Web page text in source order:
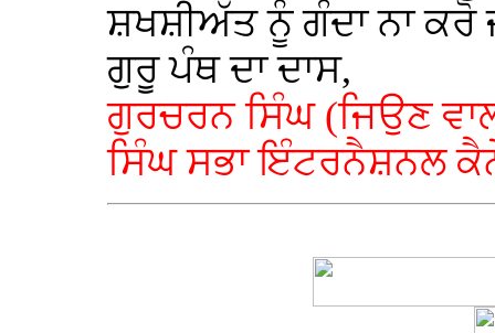
ਸ਼ਖਸ਼ੀਅੱਤ ਨੂੰ ਗੰਦਾ ਨਾ ਕਰੋ
ਗੁਰੂ ਪੰਥ ਦਾ ਦਾਸ,
ਗੁਰਚਰਨ ਸਿੰਘ (ਜਿਉਣ
ਸਿੰਘ ਸਭਾ ਇੰਟਰਨੈਸ਼ਨਲ